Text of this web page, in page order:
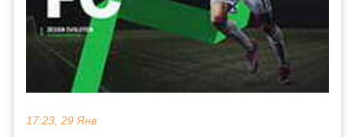
17:23, 29 Янв